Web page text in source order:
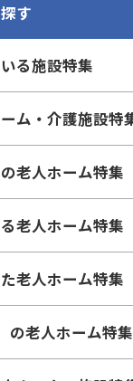
る施設特集
ム・介護施設特集
老人ホーム特集
老人ホーム特集
老人ホーム特集
老人ホーム特集
ホーム・施設特集